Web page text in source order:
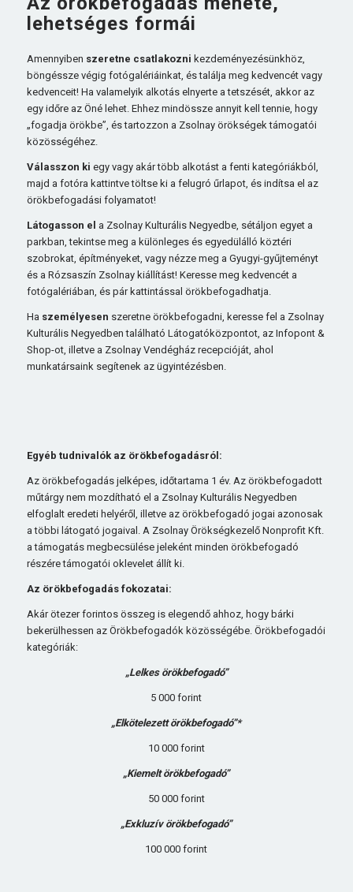
lehetséges formái
Amennyiben szeretne csatlakozni kezdeményezésünkhöz,
böngéssze végig fotógalériáinkat, és találja meg kedvencét vagy
kedvenceit! Ha valamelyik alkotás elnyerte a tetszését, akkor az
egy időre az Öné lehet. Ehhez mindössze annyit kell tennie, hogy
„fogadja örökbe”, és tartozzon a Zsolnay örökségek támogatói
közösségéhez.
Válasszon ki egy vagy akár több alkotást a fenti kategóriákból,
majd a fotóra kattintve töltse ki a felugró űrlapot, és indítsa el az
örökbefogadási folyamatot!
Látogasson el a Zsolnay Kulturális Negyedbe, sétáljon egyet a
parkban, tekintse meg a különleges és egyedülálló köztéri
szobrokat, építményeket, vagy nézze meg a Gyugyi-gyűjteményt
és a Rózsaszín Zsolnay kiállítást! Keresse meg kedvencét a
fotógalériában, és pár kattintással örökbefogadhatja.
Ha személyesen szeretne örökbefogadni, keresse fel a Zsolnay
Kulturális Negyedben található Látogatóközpontot, az Infopont &
Shop-ot, illetve a Zsolnay Vendégház recepcióját, ahol
munkatársaink segítenek az ügyintézésben.
Egyéb tudnivalók az örökbefogadásról:
Az örökbefogadás jelképes, időtartama 1 év. Az örökbefogadott
műtárgy nem mozdítható el a Zsolnay Kulturális Negyedben
elfoglalt eredeti helyéről, illetve az örökbefogadó jogai azonosak
a többi látogató jogaival. A Zsolnay Örökségkezelő Nonprofit Kft.
a támogatás megbecsülése jeleként minden örökbefogadó
részére támogatói oklevelet állít ki.
Az örökbefogadás fokozatai:
Akár ötezer forintos összeg is elegendő ahhoz, hogy bárki
bekerülhessen az Örökbefogadók közösségébe. Örökbefogadói
kategóriák:
„Lelkes örökbefogadó”
5 000 forint
„Elkötelezett örökbefogadó”*
10 000 forint
„Kiemelt örökbefogadó”
50 000 forint
„Exkluzív örökbefogadó”
100 000 forint